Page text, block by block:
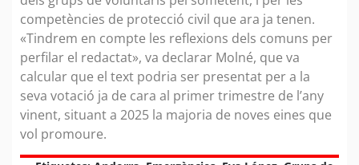
competències de protecció civil que ara ja tenen.
«Tindrem en compte les reflexions dels comuns per
perfilar el redactat», va declarar Molné, que va
calcular que el text podria ser presentat per a la
seva votació ja de cara al primer trimestre de l’any
vinent, situant a 2025 la majoria de noves eines que
vol promoure.